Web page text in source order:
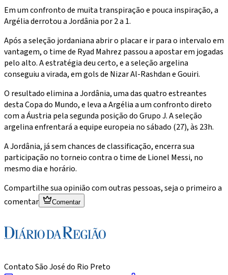
Em um confronto de muita transpiração e pouca inspiração, a
Argélia derrotou a Jordânia por 2 a 1.
Após a seleção jordaniana abrir o placar e ir para o intervalo em
vantagem, o time de Ryad Mahrez passou a apostar em jogadas
pelo alto. A estratégia deu certo, e a seleção argelina
conseguiu a virada, em gols de Nizar Al-Rashdan e Gouiri.
O resultado elimina a Jordânia, uma das quatro estreantes
desta Copa do Mundo, e leva a Argélia a um confronto direto
com a Áustria pela segunda posição do Grupo J. A seleção
argelina enfrentará a equipe europeia no sábado (27), às 23h.
A Jordânia, já sem chances de classificação, encerra sua
participação no torneio contra o time de Lionel Messi, no
mesmo dia e horário.
Compartilhe sua opinião com outras pessoas, seja o primeiro a
comentar
Comentar
Contato São José do Rio Preto